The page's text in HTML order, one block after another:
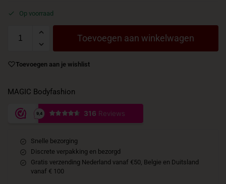
Op voorraad
Toevoegen aan winkelwagen
Toevoegen aan je wishlist
MAGIC Bodyfashion
Snelle bezorging
Discrete verpakking en bezorgd
Gratis verzending Nederland vanaf €50, Belgie en Duitsland
vanaf € 100